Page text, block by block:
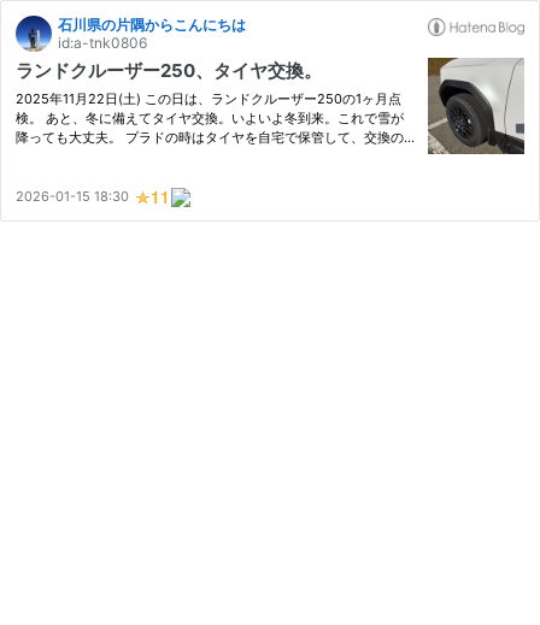
石川県の片隅からこんにちは
id:a-tnk0806
ランドクルーザー250、タイヤ交換。
2025年11月22日(土) この日は、ランドクルーザー250の1ヶ月点
検。 あと、冬に備えてタイヤ交換。いよいよ冬到来。これで雪が
降っても大丈夫。 プラドの時はタイヤを自宅で保管して、交換の
るけ…
2026-01-15 18:30